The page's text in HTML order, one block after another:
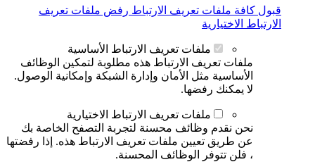
قبول كافة ملفات تعريف الارتباط رفض ملفات تعريف
الارتباط الاختيارية
ملفات تعريف الارتباط الأساسية
ملفات تعريف الارتباط هذه مطلوبة لتمكين الوظائف
الأساسية مثل الأمان وإدارة الشبكة وإمكانية الوصول.
لا يمكنك رفضها.
ملفات تعريف الارتباط الاختيارية
نحن نقدم وظائف محسنة لتجربة التصفح الخاصة بك
عن طريق تعيين ملفات تعريف الارتباط هذه. إذا رفضتها
، فلن تتوفر الوظائف المحسنة.